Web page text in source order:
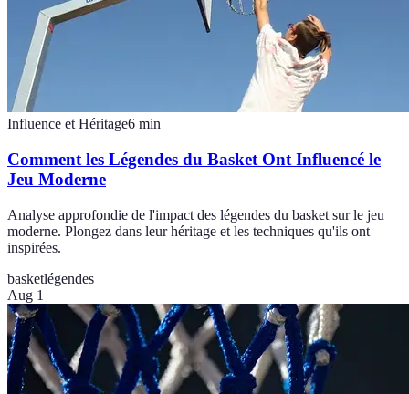
Influence et Héritage6 min
Comment les Légendes du Basket Ont Influencé le
Jeu Moderne
Analyse approfondie de l'impact des légendes du basket sur le jeu
moderne. Plongez dans leur héritage et les techniques qu'ils ont
inspirées.
basketlégendes
Aug 1